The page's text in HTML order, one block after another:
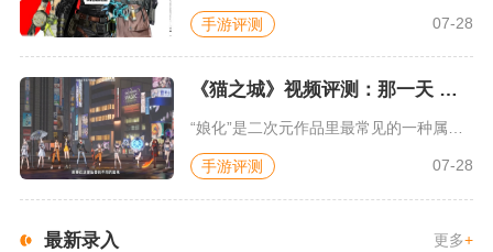
手游评测 07-28
《猫之城》视频评测：那一天 我家的猫变成了猫娘
手游评测 07-28
最新录入 更多+